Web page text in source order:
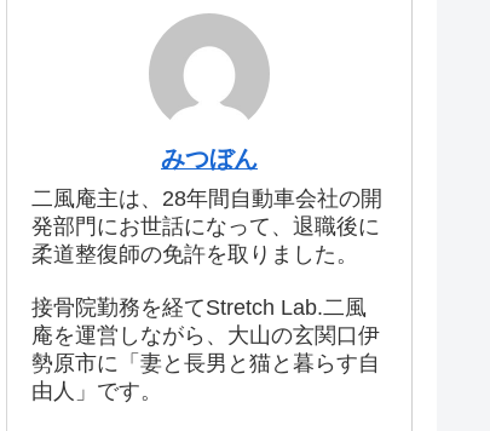
みつぼん
二風庵主は、28年間自動車会社の開
発部門にお世話になって、退職後に
柔道整復師の免許を取りました。
接骨院勤務を経てStretch Lab.二風
庵を運営しながら、大山の玄関口伊
勢原市に「妻と長男と猫と暮らす自
由人」です。